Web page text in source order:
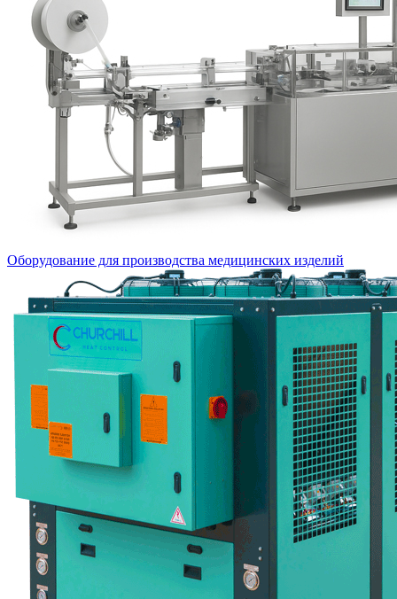
Оборудование для производства медицинских изделий